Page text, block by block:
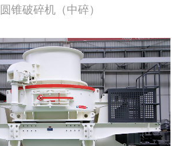
圆锥破碎机（中碎）